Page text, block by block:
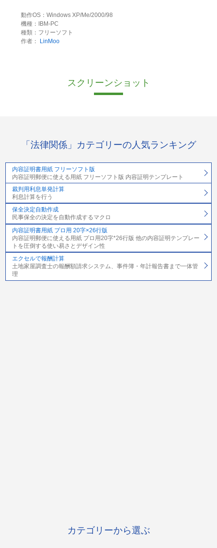
動作OS：Windows XP/Me/2000/98
機種：IBM-PC
種類：フリーソフト
作者：
LinMoo
スクリーンショット
「法律関係」カテゴリーの人気ランキング
内容証明書用紙 フリーソフト版
内容証明郵便に使える用紙 フリーソフト版 内容証明テンプレート
裁判用利息単発計算
利息計算を行う
保全決定自動作成
民事保全の決定を自動作成するマクロ
内容証明書用紙 プロ用 20字×26行版
内容証明郵便に使える用紙 プロ用20字*26行版 他の内容証明テンプレー
トを圧倒する使い易さとデザイン性
エクセルで報酬計算
土地家屋調査士の報酬額請求システム、事件簿・年計報告書まで一体管
理
カテゴリーから選ぶ